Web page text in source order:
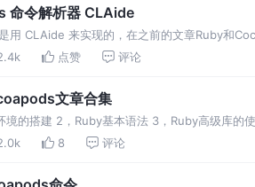
命令解析器 CLAide
用 CLAide 来实现的，在之前的文章Ruby和
通过
点赞 评论
文章合集
境的搭建 2，Ruby基本语法 3，Ruby高级库的
8 评论